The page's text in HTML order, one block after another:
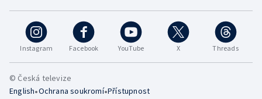
Instagram Facebook YouTube X Threads
© Česká televize
English•Ochrana soukromí•Přístupnost